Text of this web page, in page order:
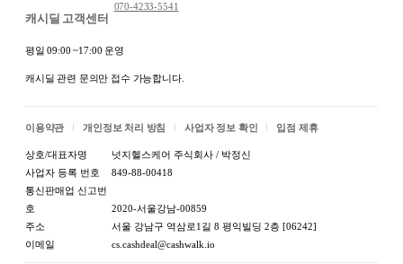
캐시딜 고객센터
070-4233-5541
평일 09:00 ~17:00 운영
캐시딜 관련 문의만 접수 가능합니다.
이용약관 개인정보 처리 방침 사업자 정보 확인 입점 제휴
상호/대표자명
넛지헬스케어 주식회사 / 박정신
사업자 등록 번호
849-88-00418
통신판매업 신고번
호
2020-서울강남-00859
주소
서울 강남구 역삼로1길 8 평익빌딩 2층 [06242]
이메일
cs.cashdeal@cashwalk.io